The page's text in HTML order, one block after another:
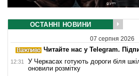
ОСТАННІ НОВИНИ
07 серпня 2026
Читайте нас у Telegram.
12:31
У Черкасах готують дороги біля
оновили розмітку